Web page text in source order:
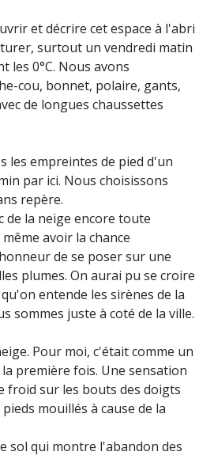
et décrire cet espace à l'abri
surtout un vendredi matin
les 0°C. Nous avons
cou, bonnet, polaire, gants,
de longues chaussettes
les empreintes de pied d'un
par ici. Nous choisissons
repère.
de la neige encore toute
avoir la chance
de se poser sur une
plumes. On aurai pu se croire
entende les sirènes de la
sommes juste à coté de la ville.
Pour moi, c'était comme un
première fois. Une sensation
froid sur les bouts des doigts
mouillés à cause de la
sol qui montre l'abandon des